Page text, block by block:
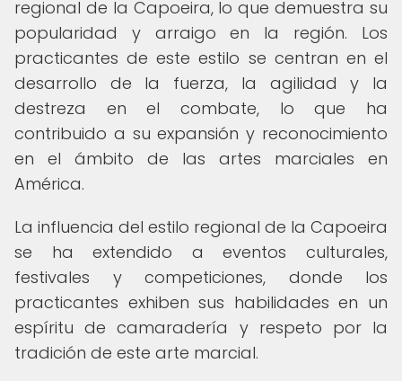
regional de la Capoeira, lo que demuestra su
popularidad y arraigo en la región. Los
practicantes de este estilo se centran en el
desarrollo de la fuerza, la agilidad y la
destreza en el combate, lo que ha
contribuido a su expansión y reconocimiento
en el ámbito de las artes marciales en
América.
La influencia del estilo regional de la Capoeira
se ha extendido a eventos culturales,
festivales y competiciones, donde los
practicantes exhiben sus habilidades en un
espíritu de camaradería y respeto por la
tradición de este arte marcial.